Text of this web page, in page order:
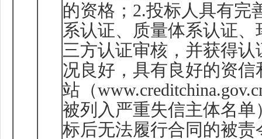
的资格； 2.投标人具有完
系认证、质量体系认证
三方认证审核，并获得认
况良好，具有良好的资信
站（
被列入严重失信主体名
标后无法履行合同的被